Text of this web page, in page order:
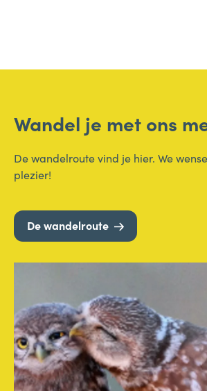
Wandel je met ons
De wandelroute vind je hier. We
plezier!
De wandelroute